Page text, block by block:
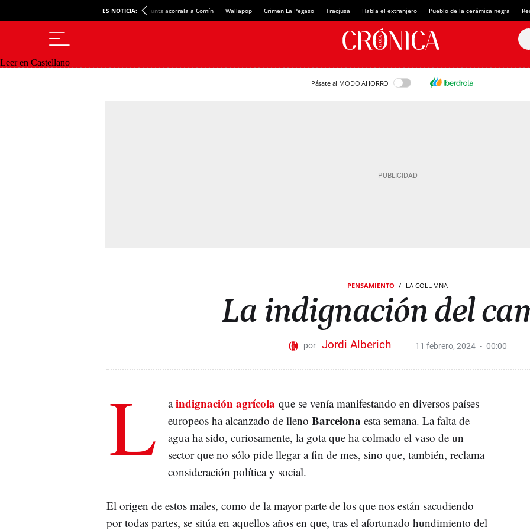
ES NOTICIA: Junts acorrala a Comín Wallapop Crimen La Pegaso Tracjusa Habla el extranjero Pueblo de la cerámica negra
Leer en Castellano
Pásate al MODO AHORRO
PENSAMIENTO LA COLUMNA
La indignación del
Jordi Alberich 11 febrero, 2024 00:00
L aindignación agrícola que se venía manifestando en diversos países
europeos ha alcanzado de lleno Barcelona esta semana. La falta de
agua ha sido, curiosamente, la gota que ha colmado el vaso de un
sector que no sólo pide llegar a fin de mes, sino que, también, reclama
consideración política y social.
El origen de estos males, como de la mayor parte de los que nos están sacudiendo
por todas partes, se sitúa en aquellos años en que, tras el afortunado hundimiento del